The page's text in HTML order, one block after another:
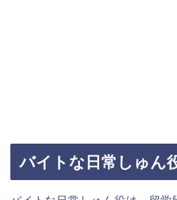
バイトな日常しゅん